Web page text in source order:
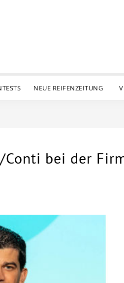
NEUE REIFENZEITUNG
Conti bei der